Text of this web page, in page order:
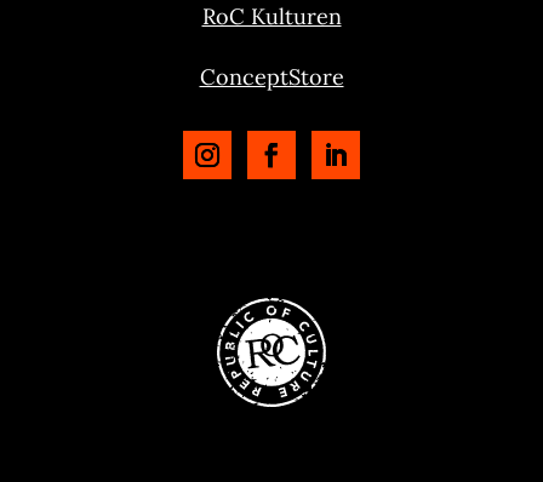
RoC Kulturen
ConceptStore